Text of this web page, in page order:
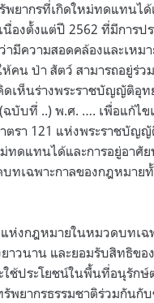
พยากรที่เกิดใหม่ทดแทนไ
นื่องตั้งแต่ปี 2562 ที่มีกา
ามีความสอดคล้องและเห
ห้คน ป่า สัตว์ สามารถอยู่ร่
ดเห็นร่างพระราชบัญญัติ
บับที่ ..) พ.ศ. …. เพื่อแก้ไ
ตรา 121 แห่งพระราชบัญ
ม่ทดแทนได้และการอยู่อ
ทเฉพาะกาลของกฎหมาย
งกฎหมายในหมวดบทเฉ
วนาน และยอมรับสิทธิขอ
ใช้ประโยชน์ในพื้นที่อนุรัก
รัพยากรธรรมชาติร่วมกั